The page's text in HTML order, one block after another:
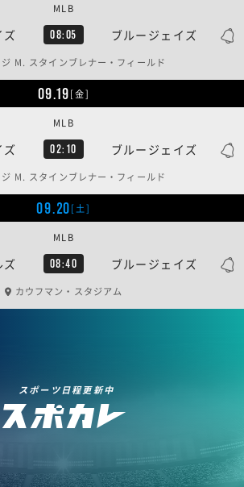
ズ 08:05 ブルージェイズ
MLB
M. スタインブレナー・フィールド
09.19[金]
ズ 02:10 ブルージェイズ
MLB
M. スタインブレナー・フィールド
09.20[土]
ズ 08:40 ブルージェイズ
MLB
カウフマン・スタジアム
スポーツ日程更新中